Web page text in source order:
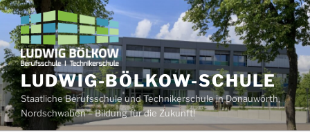
Zum
Inhalt
springen
LUDWIG-BÖLKOW-SCHULE
Staatliche Berufsschule und Technikerschule in Donauwörth,
Nordschwaben – Bildung für die Zukunft!